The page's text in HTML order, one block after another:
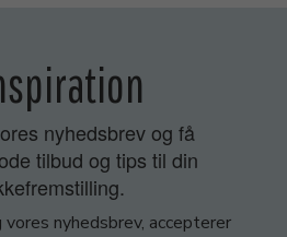
nyhedsbrev og få
tilbud og tips til din
nyhedsbrev, accepterer